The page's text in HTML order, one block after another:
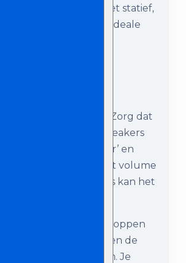
vervolgens op het statief,
op. De ideale
Set is nu aangesloten! Zorg dat
de DAP mixer, de speakers
aan staan. Via ‘Master’ en
de DAP mixer kun je het volume
achterop de speakers kan het
‘ZOOM’ en ‘FOCUS’ knoppen
om zo de scherpte en de
het beeld te verstellen. Je